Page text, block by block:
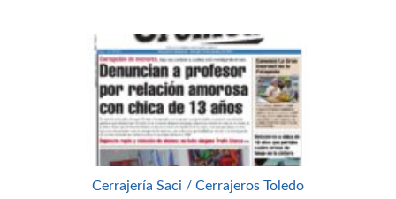
Cerrajería Saci / Cerrajeros Toledo